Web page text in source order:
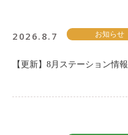
2026.8.7 お知らせ
【更新】8月ステーション情報